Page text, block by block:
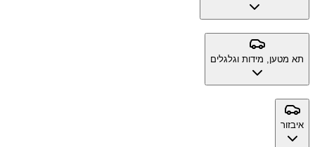
תא מטען, מידות וגלגלים
איבזור